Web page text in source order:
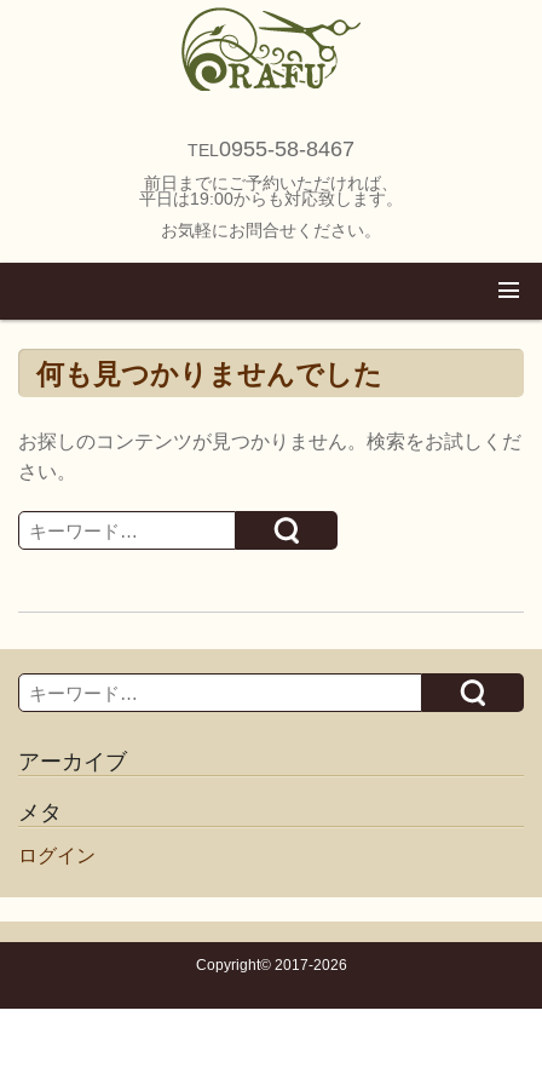
TEL 0955-58-8467
前日までにご予約いただければ、
平日は19:00からも対応致します。
お気軽にお問合せください。
何も見つかりませんでした
お探しのコンテンツが見つかりません。検索をお試しくだ
さい。
Search
Search
アーカイブ
メタ
ログイン
Copyright© 2017-2026